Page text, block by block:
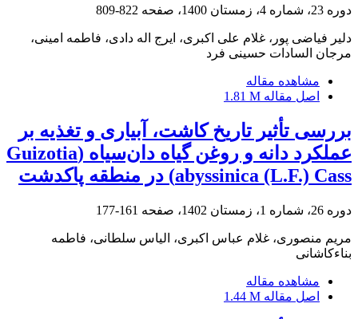
دوره 23، شماره 4، زمستان 1400، صفحه 822-809
دلیر فیاضی پور، غلام علی اکبری، ایرج اله دادی، فاطمه امینی،
مرجان السادات حسینی فرد
مشاهده مقاله
اصل مقاله 1.81 M
بررسی تأثیر تاریخ کاشت، آبیاری و تغذیه بر
عملکرد دانه و روغن گیاه دان‌سیاه (Guizotia
abyssinica (L.F.) Cass) در منطقه پاکدشت
دوره 26، شماره 1، زمستان 1402، صفحه 161-177
مریم منصوری، غلام عباس اکبری، الیاس سلطانی، فاطمه
بناءکاشانی
مشاهده مقاله
اصل مقاله 1.44 M